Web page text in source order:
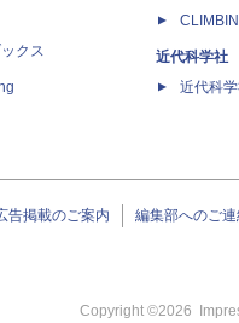
クス
近代科学社
近代科
告掲載のご案内 編集部へのご連
Copyright ©2026